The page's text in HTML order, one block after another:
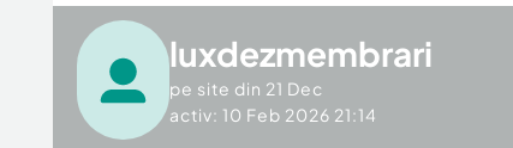
luxdezmembrari
pe site din 21 Dec
activ: 10 Feb 2026 21:14